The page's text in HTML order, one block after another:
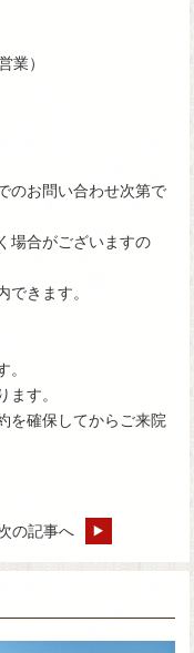
）
のお問い合わせ次第で
場合がございますの
きます。
す。
を確保してからご来院
の記事へ